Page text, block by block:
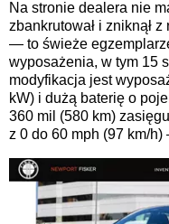
Na stronie dealera nie
zbankrutował i zniknął
— to świeże
wyposażenia, w tym 15
modyfikacja jest
kW) i dużą baterię o
360 mil (580 km)
z 0 do 60 mph (97 km/